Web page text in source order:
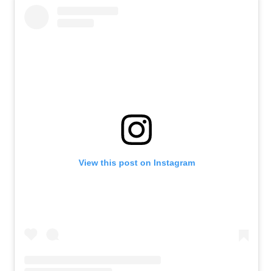
View this post on Instagram